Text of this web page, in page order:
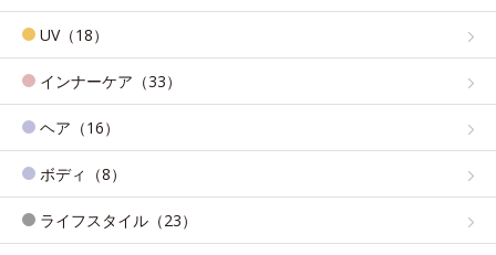
UV（18）
インナーケア（33）
ヘア（16）
ボディ（8）
ライフスタイル（23）